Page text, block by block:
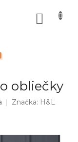
obliečky
Značka: H&L